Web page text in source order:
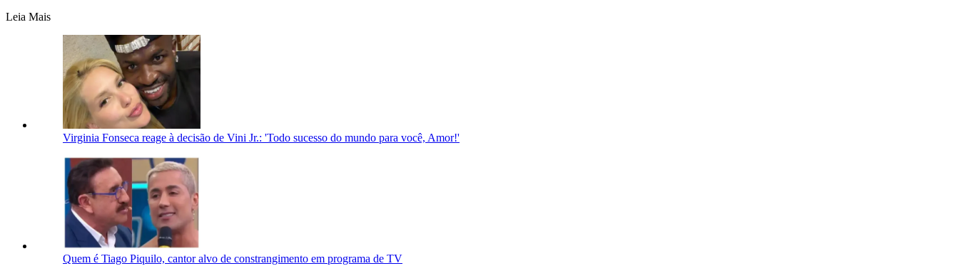
Leia Mais
Virginia Fonseca reage à decisão de Vini Jr.: 'Todo sucesso do mundo para você, Amor!'
Quem é Tiago Piquilo, cantor alvo de constrangimento em programa de TV